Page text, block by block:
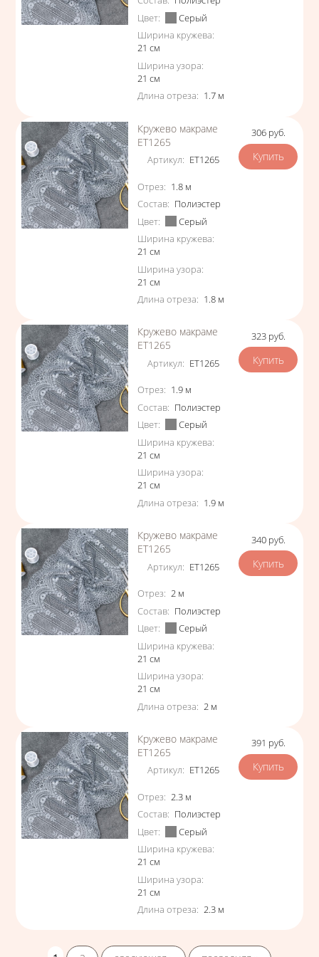
Цвет:
Серый
Ширина кружева:
21 см
Ширина узора:
21 см
Длина отреза: 1.7 м
Кружево макраме
ЕТ1265
Артикул: ЕТ1265
Характеристики
Отрез: 1.8 м
Состав: Полиэстер
Цвет:
Серый
Ширина кружева:
21 см
Ширина узора:
21 см
Длина отреза: 1.8 м
Цена
306 руб.
Кружево макраме
ЕТ1265
Артикул: ЕТ1265
Характеристики
Отрез: 1.9 м
Состав: Полиэстер
Цвет:
Серый
Ширина кружева:
21 см
Ширина узора:
21 см
Длина отреза: 1.9 м
Цена
323 руб.
Кружево макраме
ЕТ1265
Артикул: ЕТ1265
Характеристики
Отрез: 2 м
Состав: Полиэстер
Цвет:
Серый
Ширина кружева:
21 см
Ширина узора:
21 см
Длина отреза: 2 м
Цена
340 руб.
Кружево макраме
ЕТ1265
Артикул: ЕТ1265
Характеристики
Отрез: 2.3 м
Состав: Полиэстер
Цвет:
Серый
Ширина кружева:
21 см
Ширина узора:
21 см
Длина отреза: 2.3 м
Цена
391 руб.